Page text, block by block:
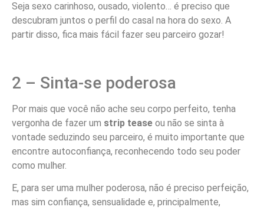
Seja sexo carinhoso, ousado, violento… é preciso que
descubram juntos o perfil do casal na hora do sexo. A
partir disso, fica mais fácil fazer seu parceiro gozar!
2 – Sinta-se poderosa
Por mais que você não ache seu corpo perfeito, tenha
vergonha de fazer um strip tease ou não se sinta à
vontade seduzindo seu parceiro, é muito importante que
encontre autoconfiança, reconhecendo todo seu poder
como mulher.
E, para ser uma mulher poderosa, não é preciso perfeição,
mas sim confiança, sensualidade e, principalmente,